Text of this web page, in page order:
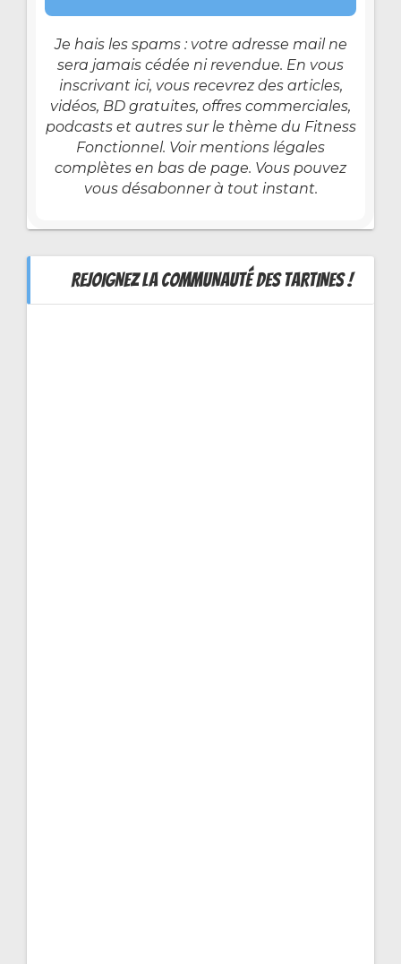
Je hais les spams : votre adresse mail ne
sera jamais cédée ni revendue. En vous
inscrivant ici, vous recevrez des articles,
vidéos, BD gratuites, offres commerciales,
podcasts et autres sur le thème du Fitness
Fonctionnel. Voir mentions légales
complètes en bas de page. Vous pouvez
vous désabonner à tout instant.
REJOIGNEZ LA COMMUNAUTÉ DES TARTINES !